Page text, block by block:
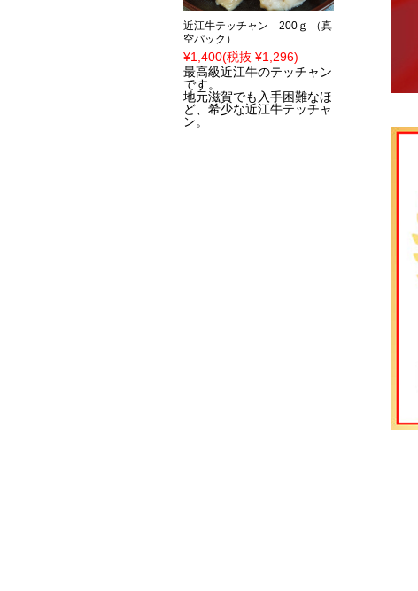
近江牛テッチャン 200ｇ （真
空パック）
¥1,400(税抜 ¥1,296)
最高級近江牛のテッチャン
です。
地元滋賀でも入手困難なほ
ど、希少な近江牛テッチャ
ン。